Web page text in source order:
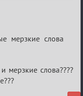
мерзкие слова
мерзкие слова????